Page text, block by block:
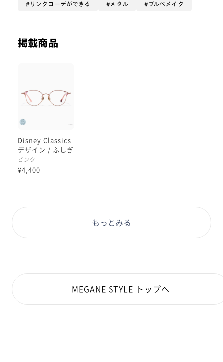
ピンク系のお洋服やメイクとばっちり合うので、ぜひ可
リンクコーデができる メタル ブルベメイク
掲載商品
Disney Classics
デザイン / ふしぎ
の国のアリスモデ
ル
ピンク
¥4,400
もっとみる
MEGANE STYLE トップへ